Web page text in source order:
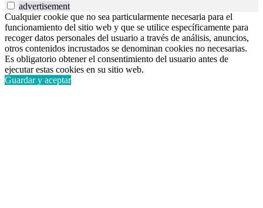
advertisement
Cualquier cookie que no sea particularmente necesaria para el
funcionamiento del sitio web y que se utilice específicamente para
recoger datos personales del usuario a través de análisis, anuncios,
otros contenidos incrustados se denominan cookies no necesarias.
Es obligatorio obtener el consentimiento del usuario antes de
ejecutar estas cookies en su sitio web.
Guardar y aceptar